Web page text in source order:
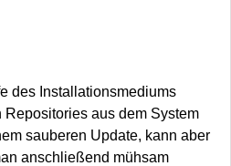
des Installationsmediums
aus dem System
sauberen Update, kann aber
anschließend mühsam